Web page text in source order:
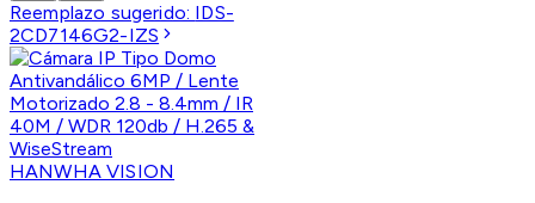
Reemplazo sugerido: IDS-
2CD7146G2-IZS
HANWHA VISION